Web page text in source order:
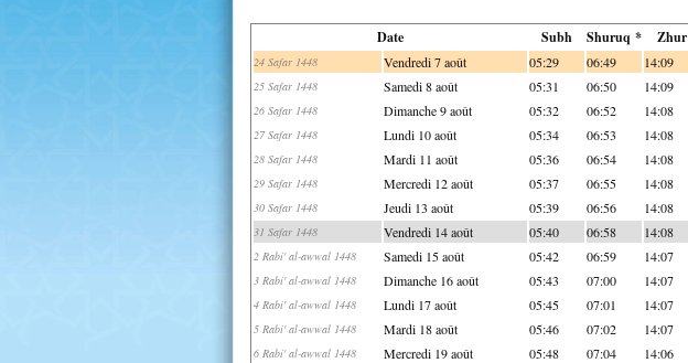
Date Subh Shuruq * Zhur
24 Safar 1448 Vendredi 7 août 05:29 06:49 14:09
25 Safar 1448 Samedi 8 août 05:31 06:50 14:09
26 Safar 1448 Dimanche 9 août 05:32 06:52 14:08
27 Safar 1448 Lundi 10 août 05:34 06:53 14:08
28 Safar 1448 Mardi 11 août 05:36 06:54 14:08
29 Safar 1448 Mercredi 12 août 05:37 06:55 14:08
30 Safar 1448 Jeudi 13 août 05:39 06:56 14:08
31 Safar 1448 Vendredi 14 août 05:40 06:58 14:08
2 Rabi' al-awwal 1448 Samedi 15 août 05:42 06:59 14:07
3 Rabi' al-awwal 1448 Dimanche 16 août 05:43 07:00 14:07
4 Rabi' al-awwal 1448 Lundi 17 août 05:45 07:01 14:07
5 Rabi' al-awwal 1448 Mardi 18 août 05:46 07:02 14:07
6 Rabi' al-awwal 1448 Mercredi 19 août 05:48 07:04 14:06